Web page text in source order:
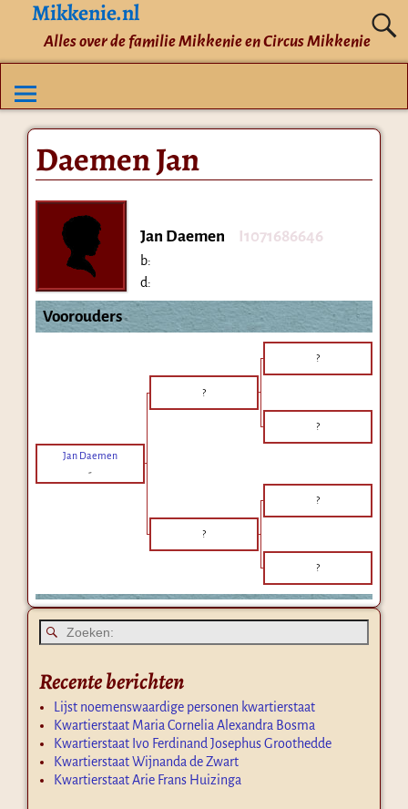
Mikkenie.nl
Alles over de familie Mikkenie en Circus Mikkenie
Daemen Jan
Jan Daemen I1071686646
b:
d:
Voorouders
?
?
?
Jan Daemen
-
?
?
?
Recente berichten
Lijst noemenswaardige personen kwartierstaat
Kwartierstaat Maria Cornelia Alexandra Bosma
Kwartierstaat Ivo Ferdinand Josephus Groothedde
Kwartierstaat Wijnanda de Zwart
Kwartierstaat Arie Frans Huizinga